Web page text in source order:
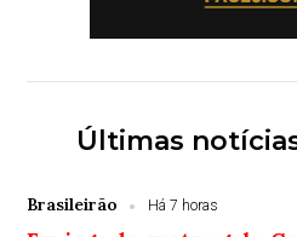
Últimas
Brasileirão Há 7 horas